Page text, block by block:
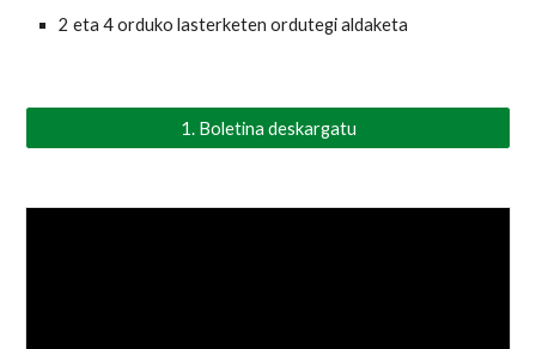
2 eta 4 orduko lasterketen ordutegi aldaketa
1. Boletina deskargatu